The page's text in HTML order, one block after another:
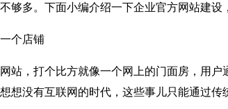
够多。下面小编介绍一下企业官方网站建设
个店铺
，打个比方就像一个网上的门面房，用户
想没有互联网的时代，这些事儿只能通过传